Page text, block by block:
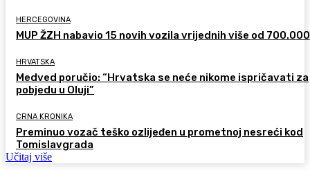
HERCEGOVINA
MUP ŽZH nabavio 15 novih vozila vrijednih više od 700.000
HRVATSKA
Medved poručio: “Hrvatska se neće nikome ispričavati za
pobjedu u Oluji”
CRNA KRONIKA
Preminuo vozač teško ozlijeđen u prometnoj nesreći kod
Tomislavgrada
Učitaj više